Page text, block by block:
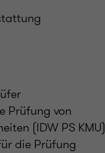
Prüfung von
(IDW PS KMU)
die Prüfung